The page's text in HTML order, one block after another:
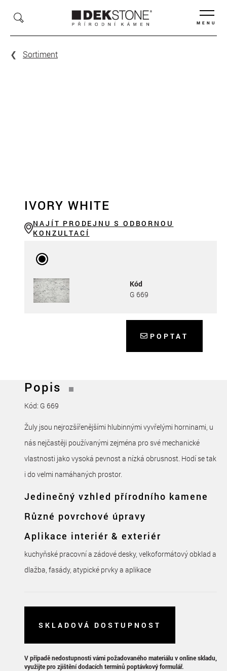
MENU
Sortiment
IVORY WHITE
NAJÍT PRODEJNU S ODBORNOU
KONZULTACÍ
Kód
G 669
POPTAT
Popis
Kód: G 669
Žuly jsou nejrozšířenějšími hlubinnými vyvřelými horninami, u
nás nejčastěji používanými zejména pro své mechanické
vlastnosti jako vysoká pevnost a nízká obrusnost. Hodí se tak
i do velmi namáhaných prostor.
Jedinečný vzhled přírodního kamene
Různé povrchové úpravy
Aplikace interiér & exteriér
kuchyňské pracovní a zádové desky, velkoformátový obklad a
dlažba, fasády, atypické prvky a aplikace
SKLADOVÁ DOSTUPNOST
V případě nedostupnosti vámi požadovaného materiálu v online skladu,
využijte pro zjištění dodacích termínů poptávkový formulář.